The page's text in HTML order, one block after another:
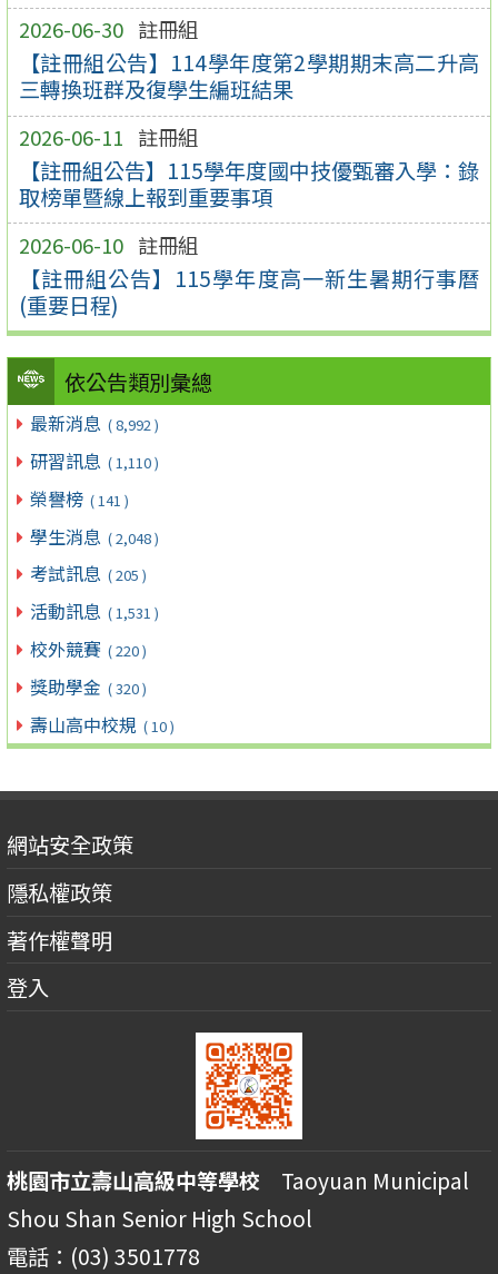
2026-06-30 註冊組
【註冊組公告】114學年度第2學期期末高二升高
三轉換班群及復學生編班結果
2026-06-11 註冊組
【註冊組公告】115學年度國中技優甄審入學：錄
取榜單暨線上報到重要事項
2026-06-10 註冊組
【註冊組公告】115學年度高一新生暑期行事曆
(重要日程)
依公告類別彙總
最新消息 ( 8,992 )
研習訊息 ( 1,110 )
榮譽榜 ( 141 )
學生消息 ( 2,048 )
考試訊息 ( 205 )
活動訊息 ( 1,531 )
校外競賽 ( 220 )
獎助學金 ( 320 )
壽山高中校規 ( 10 )
網站安全政策
隱私權政策
著作權聲明
登入
桃園市立壽山高級中等學校 Taoyuan Municipal
Shou Shan Senior High School
電話：(03) 3501778